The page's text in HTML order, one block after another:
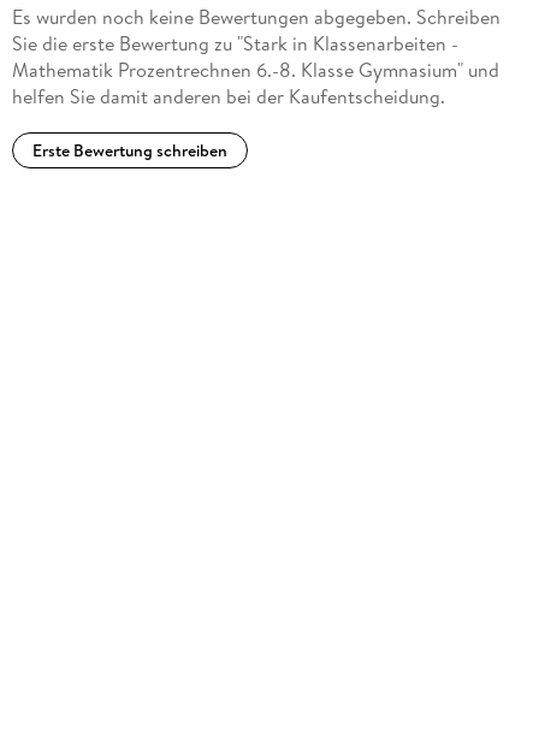
Es wurden noch keine Bewertungen abgegeben. Schreiben
Sie die erste Bewertung zu "Stark in Klassenarbeiten -
Mathematik Prozentrechnen 6.-8. Klasse Gymnasium" und
helfen Sie damit anderen bei der Kaufentscheidung.
Erste Bewertung schreiben